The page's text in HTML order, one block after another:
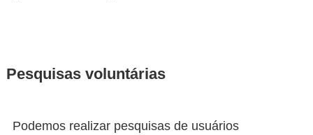
Pesquisas voluntárias
Podemos realizar pesquisas de usuários